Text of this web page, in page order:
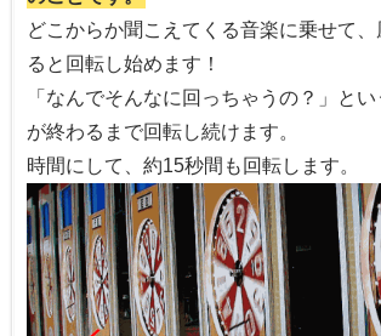
どこからか聞こえてくる音楽に乗せて
ると回転し始めます！
「なんでそんなに回っちゃうの？」と
が終わるまで回転し続けます。
時間にして、約15秒間も回転します。